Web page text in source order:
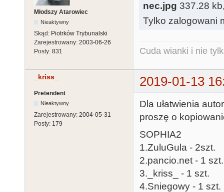
Młodszy Atarowiec
Nieaktywny
Skąd: Piotrków Trybunalski
Zarejestrowany: 2003-06-26
Posty: 831
nec.jpg 337.28
Tylko zalogowani
Cuda wianki i nie
_kriss_ 2019-01-13
Pretendent
Nieaktywny
Zarejestrowany: 2004-05-31
Posty: 179
Dla ułatwienia
proszę o
SOPHIA2
1.ZuluGula - 2szt.
2.pancio.net - 1 szt.
3._kriss_ - 1 szt.
4.Sniegowy - 1 szt.